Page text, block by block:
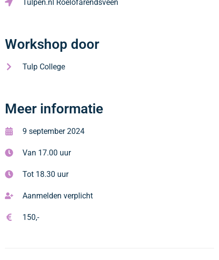
Tulpen.nl Roelofarendsveen
Workshop door
Tulp College
Meer informatie
9 september 2024
Van 17.00 uur
Tot 18.30 uur
Aanmelden verplicht
150,-